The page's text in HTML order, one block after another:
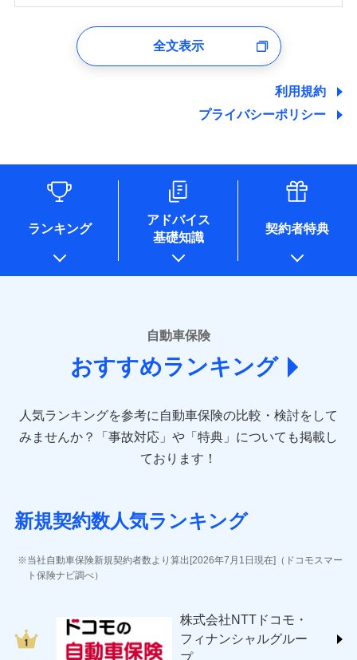
ユーザー登録受付および、管理のため
しくは委託を受けている保険会社・提携会社の保険その他に
関する情報を提供し、金融商品等の契約を勧奨するため、ま
た維持管理等の委託業務遂行のため、またそれらに付帯、関
情報を取引のある他の保険会社の商品・サービスをご提案す
るために利用させていただくことがあります。）
各種セミナーの開催のため
コンサルティングサービスの実施のため
アンケートやキャンペーン等の実施のため
上記に係る案内・手続き・管理等付帯業務を行うため
* 当社が委託を受けている保険会社の情報は、保険会社のホ
ームページに掲載しておりますので、ご確認ください。
あいおいニッセイ同和損害保険株式会社
(https://www.aioinissaydowa.co.jp/)
アクサ損害保険株式会社 (https://www.axa-
direct.co.jp/)
sompo.co.jp/)
東京海上ダイレクト損害保険株式会社 (https://www.e-
AIG損害保険株式会社 (https://www.aig.co.jp/sonpo)
ジェイアイ傷害火災保険株式会社
ソニー損害保険株式会社
(https://www.sonysonpo.co.jp/)
ＳＯＭＰＯダイレクト損害保険株式会社
(https://www.sompo-direct.co.jp/)
全文表示
利用規約
プライバシーポリシー
ランキング
アドバイス
基礎知識
契約者特典
自動車保険
おすすめランキング
人気ランキングを参考に自動車保険の比較・検討をして
みませんか？
「事故対応」や「特典」についても掲載し
ております！
新規契約数人気ランキング
当社自動車保険新規契約者数より算出[2026年7月1日現在]（ドコモスマー
ト保険ナビ調べ）
株式会社NTTドコモ・
フィナンシャルグルー